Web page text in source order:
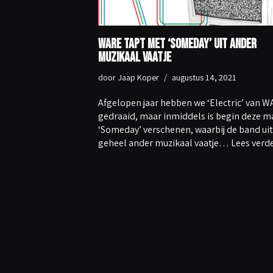
WARE tapt met ‘Someday’ uit ander
muzikaal vaatje
door Jaap Koper augustus 14, 2021
Afgelopen jaar hebben we ‘Electric’ van
gedraaid, maar inmiddels is begin deze
‘Someday’ verschenen, waarbij de band
geheel ander muzikaal vaatje… Lees